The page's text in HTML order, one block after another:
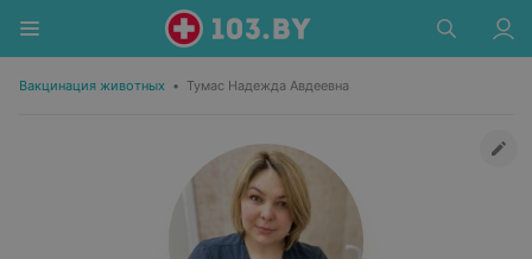
Вакцинация животных • Тумас Надежда Авдеевна